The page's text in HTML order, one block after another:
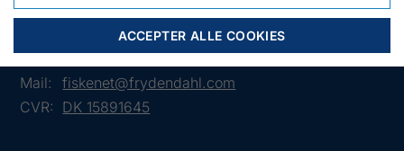
Frejasvej 7 A
6950 Ringkøbing
Tlf.:
+45 97 31 13 11
Mail:
fiskenet@frydendahl.com
CVR: DK 15891645
ACCEPTER ALLE COOKIES